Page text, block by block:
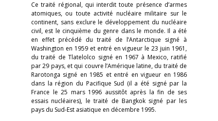
Ce traité régional, qui interdit toute présence d’armes
atomiques, ou toute activité nucléaire militaire sur le
continent, sans exclure le développement du nucléaire
civil, est le cinquième du genre dans le monde. Il a été
en effet précédé du traité de l’Antarctique signé à
Washington en 1959 et entré en vigueur le 23 juin 1961,
du traité de Tlatelolco signé en 1967 à Mexico, ratifié
par 29 pays, et qui couvre l’Amérique latine, du traité de
Rarotonga signé en 1985 et entré en vigueur en 1986
dans la région du Pacifique Sud (il a été signé par la
France le 25 mars 1996 aussitôt après la fin de ses
essais nucléaires), le traité de Bangkok signé par les
pays du Sud-Est asiatique en décembre 1995.